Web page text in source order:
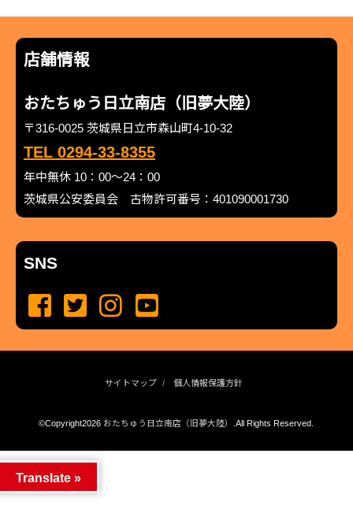
店舗情報
おたちゅう日立南店（旧夢大陸）
〒316-0025 茨城県日立市森山町4-10-32
TEL 0294-33-8355
年中無休 10：00～24：00
茨城県公安委員会 古物許可番号：401090001730
SNS
サイトマップ 個人情報保護方針
©Copyright2026 おたちゅう日立南店（旧夢大陸） .All Rights Reserved.
Translate »